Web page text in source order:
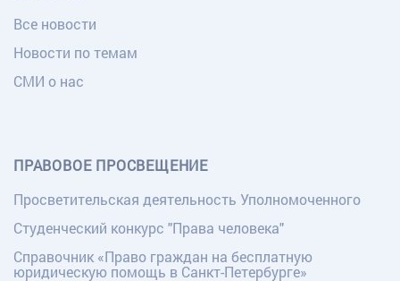
Все новости
Новости по темам
СМИ о нас
ПРАВОВОЕ ПРОСВЕЩЕНИЕ
Просветительская деятельность Уполномоченного
Студенческий конкурс "Права человека"
Справочник «Право граждан на бесплатную
юридическую помощь в Санкт-Петербурге»